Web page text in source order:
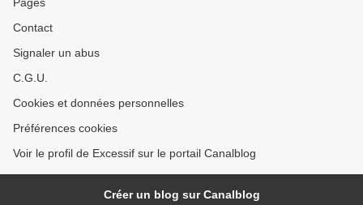
Contact
Signaler un abus
C.G.U.
Cookies et données personnelles
Préférences cookies
Voir le profil de Excessif sur le portail Canalblog
Créer un blog sur Canalblog